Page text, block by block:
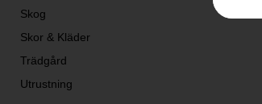
Skog
Skor & Kläder
Trädgård
Utrustning